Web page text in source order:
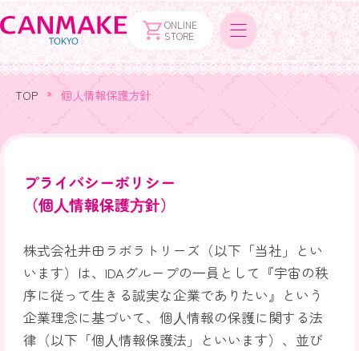
ONLINE
STORE
TOP 個人情報保護方針
プライバシーポリシー
（個⼈情報保護⽅針）
株式会社井田ラボラトリーズ（以下「当社」とい
います）は、IDAグループの⼀員として『宇宙の秩
序に従って⽣きる誠実な企業でありたい』という
企業理念に基づいて、個⼈情報の保護に関する法
律（以下「個⼈情報保護法」といいます）、並び